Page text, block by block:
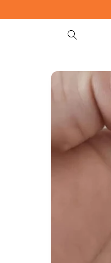
content
Ga direct naar